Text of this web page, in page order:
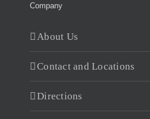
Company
About Us
Contact and Locations
Directions